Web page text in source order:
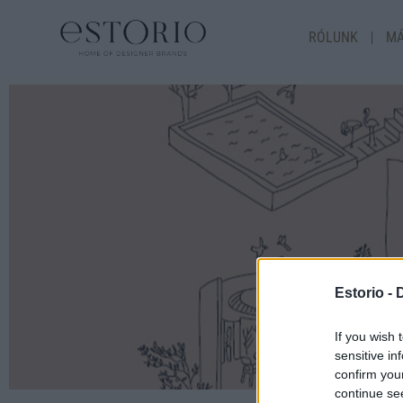
Estorio -
If you wish
sensitive
confirm
continue
RÓLUNK